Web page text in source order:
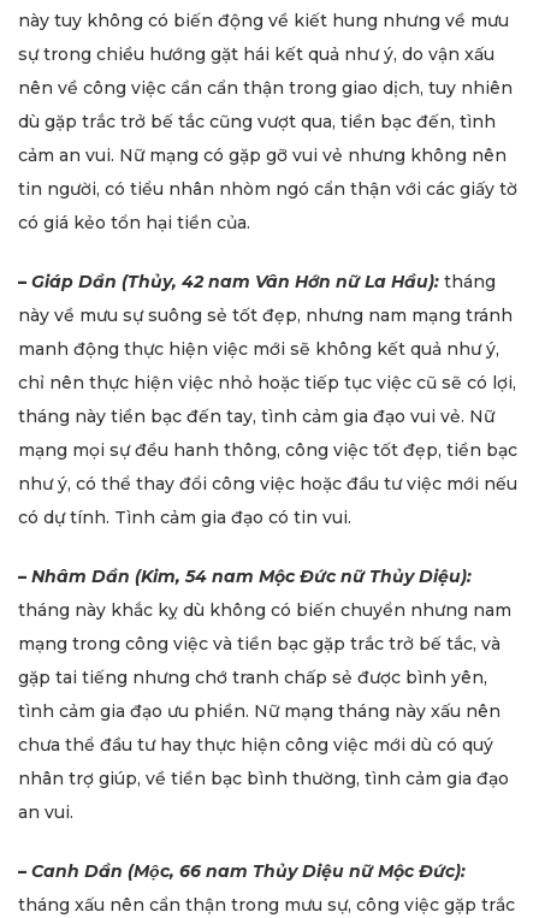
này tuy không có biến động về kiết hung nhưng về mưu
sự trong chiều hướng gặt hái kết quả như ý, do vận xấu
nên về công việc cần cẩn thận trong giao dịch, tuy nhiên
dù gặp trắc trở bế tắc cũng vượt qua, tiền bạc đến, tình
cảm an vui. Nữ mạng có gặp gỡ vui vẻ nhưng không nên
tin người, có tiểu nhân nhòm ngó cẩn thận với các giấy tờ
có giá kẻo tổn hại tiền của.
– Giáp Dần (Thủy, 42 nam Vân Hớn nữ La Hầu): tháng
này về mưu sự suông sẻ tốt đẹp, nhưng nam mạng tránh
manh động thực hiện việc mới sẽ không kết quả như ý,
chỉ nên thực hiện việc nhỏ hoặc tiếp tục việc cũ sẽ có lợi,
tháng này tiền bạc đến tay, tình cảm gia đạo vui vẻ. Nữ
mạng mọi sự đều hanh thông, công việc tốt đẹp, tiền bạc
như ý, có thể thay đổi công việc hoặc đầu tư việc mới nếu
có dự tính. Tình cảm gia đạo có tin vui.
– Nhâm Dần (Kim, 54 nam Mộc Đức nữ Thủy Diệu):
tháng này khắc kỵ dù không có biến chuyển nhưng nam
mạng trong công việc và tiền bạc gặp trắc trở bế tắc, và
gặp tai tiếng nhưng chớ tranh chấp sẻ được bình yên,
tình cảm gia đạo ưu phiền. Nữ mạng tháng này xấu nên
chưa thể đầu tư hay thực hiện công việc mới dù có quý
nhân trợ giúp, về tiền bạc bình thường, tình cảm gia đạo
an vui.
– Canh Dần (Mộc, 66 nam Thủy Diệu nữ Mộc Đức):
tháng xấu nên cẩn thận trong mưu sự, công việc gặp trắc